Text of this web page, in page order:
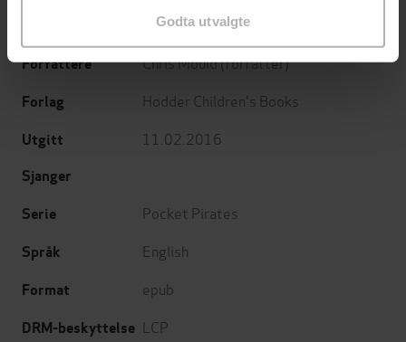
Godta utvalgte
Book 2
Forfattere Chris Mould(forfatter)
Forlag Hodder Children's Books
Utgitt 11.02.2016
Sjanger
Serie
Pocket Pirates
Språk English
Format epub
DRM-beskyttelse LCP